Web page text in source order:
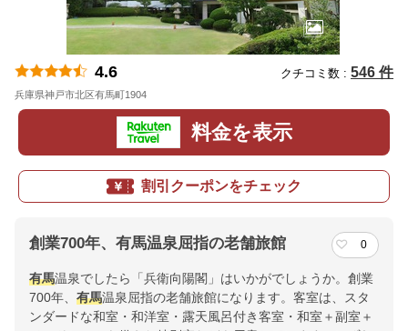
4.6 クチコミ数 : 546 件
兵庫県神戸市北区有馬町1904
料金を表示
割引クーポンをチェック
創業700年、有馬温泉屈指の老舗旅館 0
有馬温泉でしたら「兵衛向陽閣」はいかがでしょうか。創業
700年、 有馬温泉屈指の老舗旅館になります。客室は、スタ
ンダードな和室・和洋室・露天風呂付き客室・和室＋副室＋